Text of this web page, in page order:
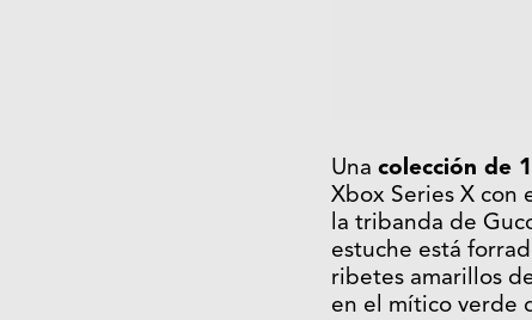
Una colección de
Xbox Series X con
la tribanda de
estuche está
ribetes amarillos
en el mítico verde